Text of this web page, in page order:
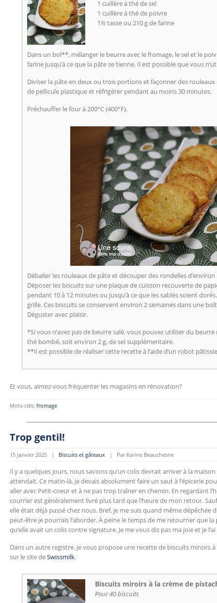
1 cuillère à thé de sel
1 cuillère à thé de poivre
1½ tasse ou 210 g de farine
Dans un bol**, mélanger le beurre avec le fromage, le sel et le
farine jusqu’à ce que la pâte se tienne. Il est possible que vous
Diviser la pâte en deux ou trois portions et façonner des rouleaux
de pellicule plastique et réfrigérer pendant au moins 30 minutes.
Préchauffer le four à 200°C (400°F).
Déballer les rouleaux de pâte et découper des rondelles d’environ
Déposer les biscuits sur une plaque de cuisson recouverte de
pendant 10 à 12 minutes ou jusqu’à ce que les sablés soient
grille. Ces biscuits se conservent environ 2 semaines dans une
Déguster avec plaisir.
*Si vous n’avez pas de beurre salé, vous pouvez utiliser du
thé bombé, soit environ 2 g, de sel supplémentaire.
**Il est possible de réaliser cette recette à l’aide d’un robot
Et vous, aimez-vous fréquenter les magasins en rénovation?
Mots-clés: fromage
Trop gentil!
15 janvier 2025 | Biscuits et gâteaux | Par Karine Beauchesne
Il y a quelques jours, nous savions qu’un colis devrait arriver à la
attendait. Ce matin-là, je devais absolument faire un saut à l’épicerie
aller avec Petit-coeur et à ne pas trop traîner en chemin. En regardant
courrier est généralement livré plus tard que l’heure de mon retour.
elle était déjà passé chez nous. Bref, je me suis quand même
peut-être je pourrais l’aborder. À peine le temps de me retourner que
qu’elle avait un colis contre signature. Je me vous dis pas ma joie et je
Dans un autre registre, je vous propose une recette de biscuits miroirs à
sur le site deSwissmilk.
Biscuits miroirs à la crème de
Pour 40 biscuits